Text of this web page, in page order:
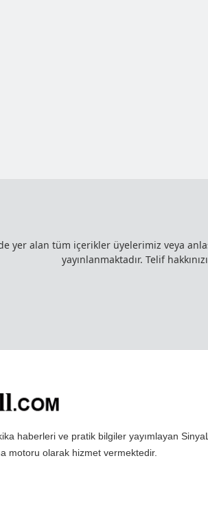
yer alan tüm içerikler üyelerimiz veya
yayınlanmaktadır. Telif
haberleri ve pratik bilgiler yayımlayan
motoru olarak hizmet vermektedir.